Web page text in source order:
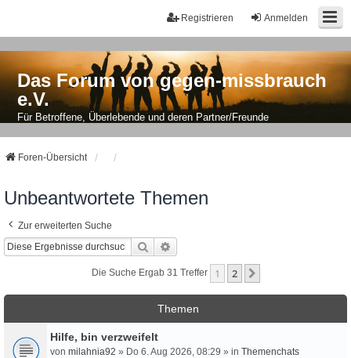
Anmelden
Registrieren
Das Forum von gegen-missbrauch
e.V.
Für Betroffene, Überlebende und deren Partner/Freunde
Foren-Übersicht
Unbeantwortete Themen
Zur erweiterten Suche
Suche
Die Suche Ergab 31 Treffer 1 2
Themen
Hilfe, bin verzweifelt
von milahnia92 » Do 6. Aug 2026, 08:29 » in Themenchats